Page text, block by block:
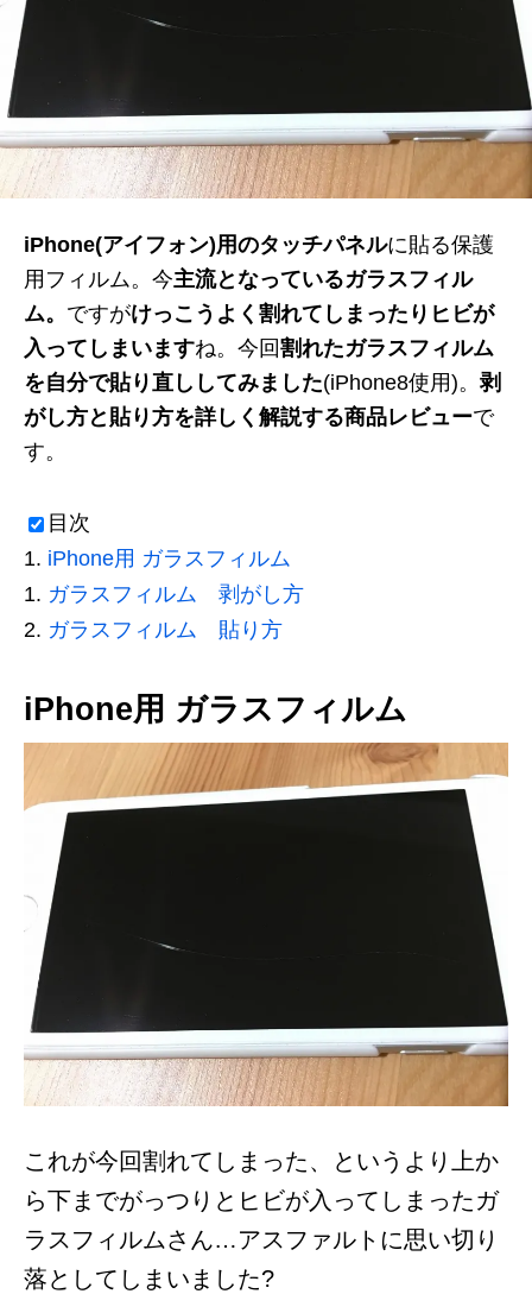
iPhone(アイフォン)用のタッチパネルに貼る保護
用フィルム。今主流となっているガラスフィル
ム。 ですがけっこうよく割れてしまったりヒビが
入ってしまいますね。今回割れたガラスフィルム
を自分で貼り直ししてみました(iPhone8使用)。 剥
がし方と貼り方を詳しく解説する商品レビューで
す。
目次
iPhone用 ガラスフィルム
ガラスフィルム 剥がし方
ガラスフィルム 貼り方
iPhone用 ガラスフィルム
これが今回割れてしまった、というより上か
ら下までがっつりとヒビが入ってしまったガ
ラスフィルムさん…アスファルトに思い切り
落としてしまいました?